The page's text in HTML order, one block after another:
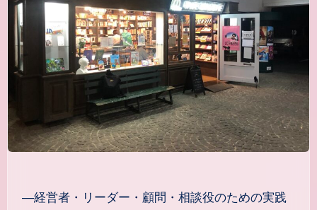
―経営者・リーダー・顧問・相談役のための実践